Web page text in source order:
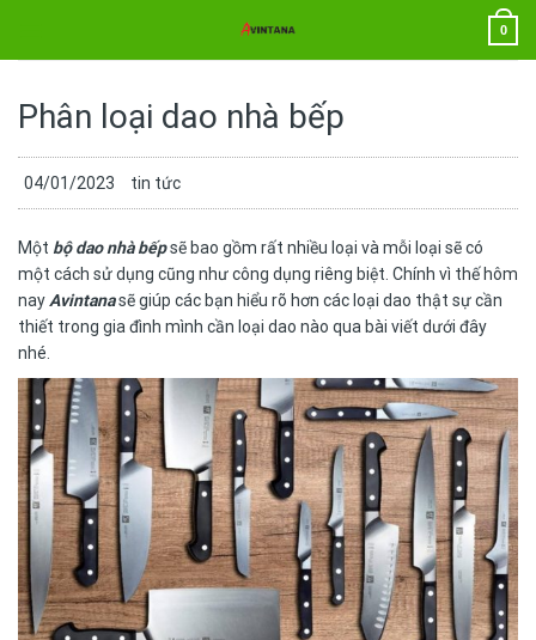
nội
0
Phân loại dao nhà bếp
04/01/2023 tin tức
Một bộ dao nhà bếpsẽ bao gồm rất nhiều loại và mỗi loại sẽ có
một cách sử dụng cũng như công dụng riêng biệt. Chính vì thế hôm
nay Avintanasẽ giúp các bạn hiểu rõ hơn các loại dao thật sự cần
thiết trong gia đình mình cần loại dao nào qua bài viết dưới đây
nhé.